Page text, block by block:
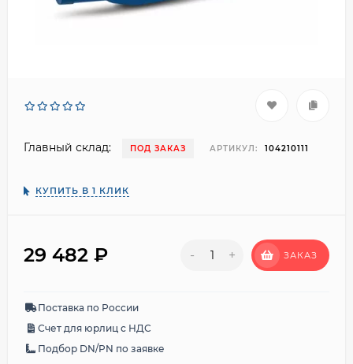
Главный склад: ПОД ЗАКАЗ АРТИКУЛ: 104210111
КУПИТЬ В 1 КЛИК
29 482 ₽ - + ЗАКАЗ
Поставка по России
Счет для юрлиц с НДС
Подбор DN/PN по заявке